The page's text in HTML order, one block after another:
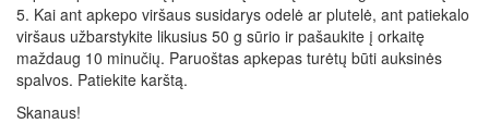
5. Kai ant apkepo viršaus susidarys odelė ar plutelė, ant patiekalo
viršaus užbarstykite likusius 50 g sūrio ir pašaukite į orkaitę
maždaug 10 minučių. Paruoštas apkepas turėtų būti auksinės
spalvos. Patiekite karštą.
Skanaus!